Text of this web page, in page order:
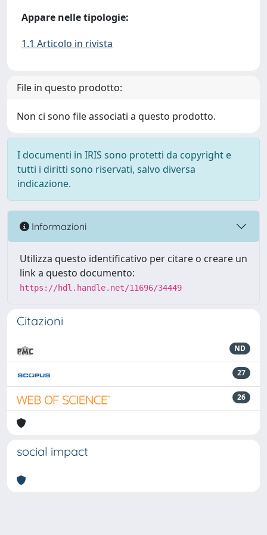
Appare nelle tipologie:
1.1 Articolo in rivista
File in questo prodotto:
Non ci sono file associati a questo prodotto.
I documenti in IRIS sono protetti da copyright e
tutti i diritti sono riservati, salvo diversa
indicazione.
Informazioni
Utilizza questo identificativo per citare o creare un
link a questo documento:
https://hdl.handle.net/11696/34449
Citazioni
ND
27
26
social impact